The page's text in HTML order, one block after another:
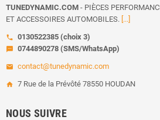
TUNEDYNAMIC.COM - PIÈCES
ET ACCESSOIRES AUTOMOBILES. [...]
call 0130522385 (choix 3)
sms 0744890278 (SMS/WhatsApp)
email contact@tunedynamic.com
home 7 Rue de la Prévôté 78550 HOUDAN
NOUS SUIVRE